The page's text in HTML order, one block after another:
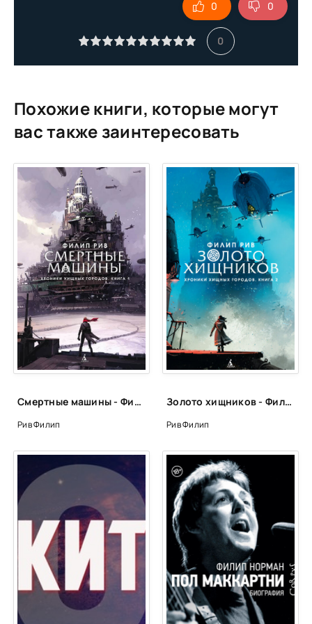
0
0 0
Похожие книги, которые могут
вас также заинтересовать
Смертные машины - Филип Рив
Рив Филип
Золото хищников - Филип Рив
Рив Филип